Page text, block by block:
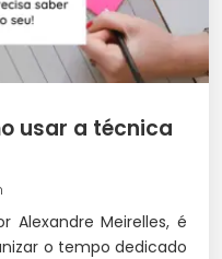
usar a técnica
Alexandre Meirelles, é
o tempo dedicado